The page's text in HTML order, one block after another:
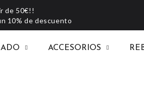
de 50€!!
10% de descuento
ACCESORIOS